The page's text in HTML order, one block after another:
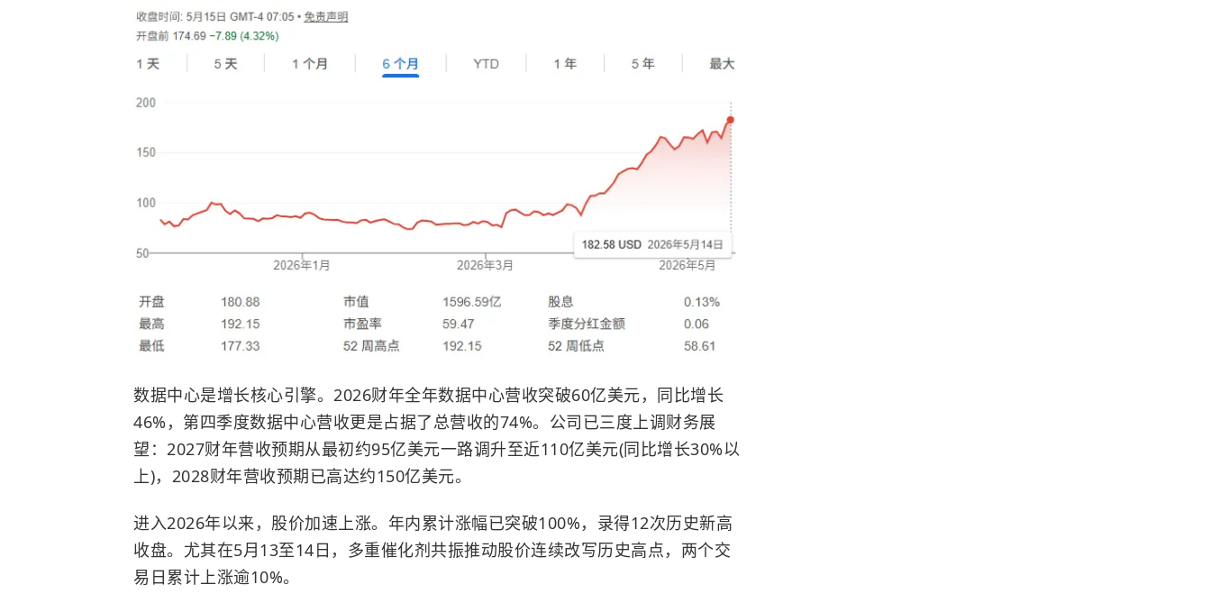
数据中心是增长核心引擎。2026财年全年数据中心营收突破60亿美元，同比增长
46%，第四季度数据中心营收更是占据了总营收的74%。公司已三度上调财务展
望：2027财年营收预期从最初约95亿美元一路调升至近110亿美元(同比增长30%以
上)，2028财年营收预期已高达约150亿美元。
进入2026年以来，股价加速上涨。年内累计涨幅已突破100%，录得12次历史新高
收盘。尤其在5月13至14日，多重催化剂共振推动股价连续改写历史高点，两个交
易日累计上涨逾10%。